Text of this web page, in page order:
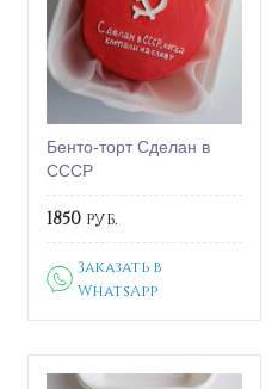
Бенто-торт Сделан в
СССР
1850 руб.
Заказать в
WhatsApp